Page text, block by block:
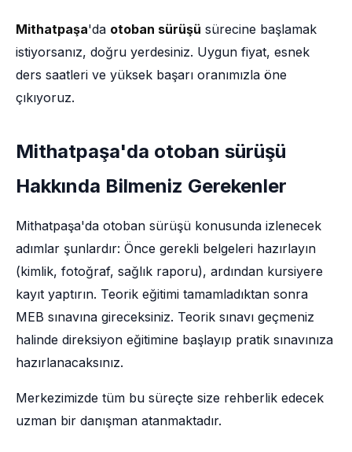
Mithatpaşa'da otoban sürüşü sürecine başlamak
istiyorsanız, doğru yerdesiniz. Uygun fiyat, esnek
ders saatleri ve yüksek başarı oranımızla öne
çıkıyoruz.
Mithatpaşa'da otoban sürüşü
Hakkında Bilmeniz Gerekenler
Mithatpaşa'da otoban sürüşü konusunda izlenecek
adımlar şunlardır: Önce gerekli belgeleri hazırlayın
(kimlik, fotoğraf, sağlık raporu), ardından kursiyere
kayıt yaptırın. Teorik eğitimi tamamladıktan sonra
MEB sınavına gireceksiniz. Teorik sınavı geçmeniz
halinde direksiyon eğitimine başlayıp pratik sınavınıza
hazırlanacaksınız.
Merkezimizde tüm bu süreçte size rehberlik edecek
uzman bir danışman atanmaktadır.